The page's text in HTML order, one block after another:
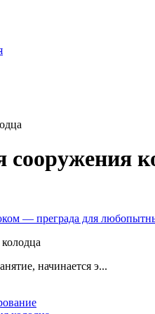
— преграда для
начинается э...